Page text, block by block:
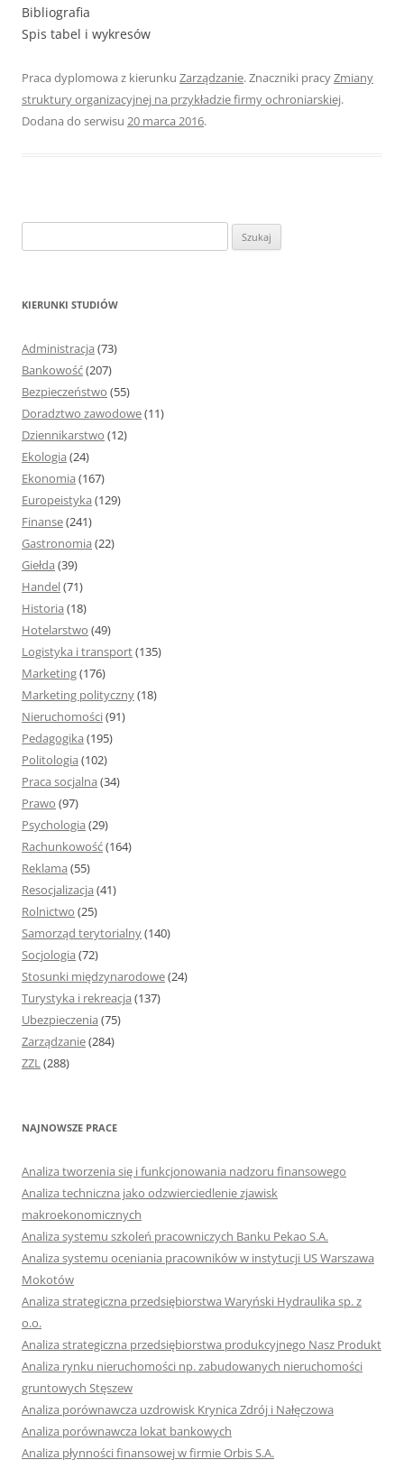
Bibliografia
Spis tabel i wykresów
Praca dyplomowa z kierunku Zarządzanie. Znaczniki pracyZmiany
struktury organizacyjnej na przykładzie firmy ochroniarskiej.
Dodana do serwisu 20 marca 2016.
z
KIERUNKI STUDIÓW
Administracja (73)
Bankowość(207)
Bezpieczeństwo (55)
Doradztwo zawodowe(11)
Dziennikarstwo (12)
Ekologia (24)
Ekonomia (167)
Europeistyka (129)
Finanse(241)
Gastronomia (22)
Giełda (39)
Handel(71)
Historia (18)
Hotelarstwo (49)
Logistyka i transport(135)
Marketing(176)
Marketing polityczny(18)
Nieruchomości(91)
Pedagogika (195)
Politologia (102)
Praca socjalna (34)
Prawo (97)
Psychologia (29)
Rachunkowość(164)
Reklama (55)
Resocjalizacja (41)
Rolnictwo (25)
Samorząd terytorialny(140)
Socjologia (72)
Stosunki międzynarodowe(24)
Turystyka i rekreacja (137)
Ubezpieczenia (75)
Zarządzanie(284)
ZZL(288)
NAJNOWSZE PRACE
Analiza tworzenia się i funkcjonowania nadzoru finansowego
Analiza techniczna jako odzwierciedlenie zjawisk
makroekonomicznych
Analiza systemu szkoleń pracowniczych Banku Pekao S.A.
Analiza systemu oceniania pracowników w instytucji US Warszawa
Mokotów
Analiza strategiczna przedsiębiorstwa Waryński Hydraulika sp. z
o.o.
Analiza strategiczna przedsiębiorstwa produkcyjnego Nasz Produkt
Analiza rynku nieruchomości np. zabudowanych nieruchomości
gruntowych Stęszew
Analiza porównawcza uzdrowisk Krynica Zdrój i Nałęczowa
Analiza porównawcza lokat bankowych
Analiza płynności finansowej w firmie Orbis S.A.